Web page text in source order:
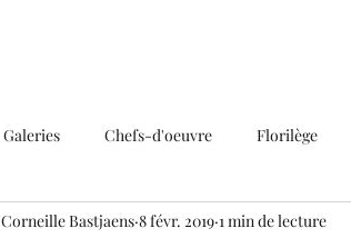
Galeries Chefs-d'oeuvre Florilège
Corneille Bastjaens 8 févr. 2019 1 min de lecture